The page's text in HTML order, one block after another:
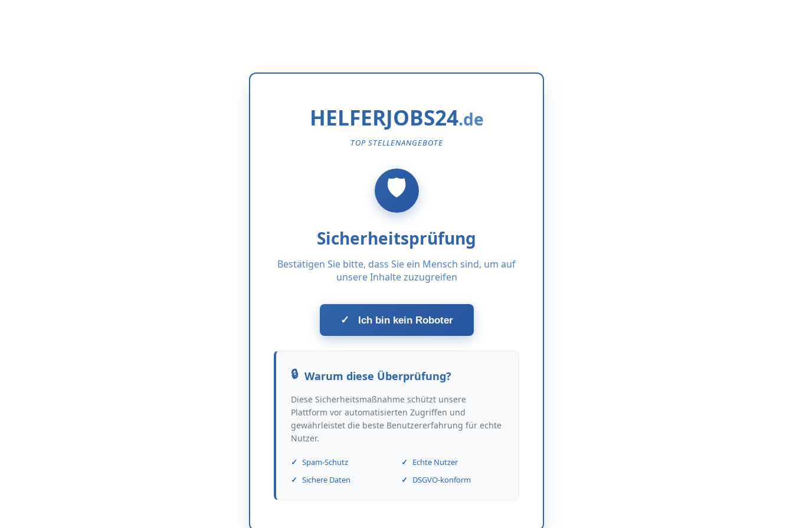
HELFERJOBS24
TOP STELLENANGEBOTE
Sicherheitsprüfung
Bestätigen Sie bitte, dass Sie ein Mensch sind, um auf
unsere Inhalte zuzugreifen
✓ Ich bin kein Roboter
Warum diese Überprüfung?
Diese Sicherheitsmaßnahme schützt unsere
Plattform vor automatisierten Zugriffen und
gewährleistet die beste Benutzererfahrung für echte
Nutzer.
Spam-Schutz
Echte Nutzer
Sichere Daten
DSGVO-konform